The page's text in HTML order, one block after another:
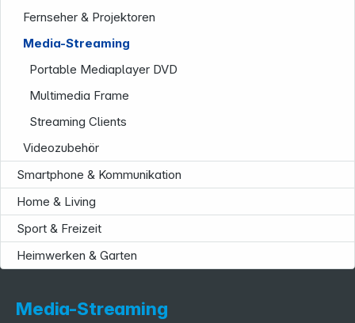
Fernseher & Projektoren
Media-Streaming
Portable Mediaplayer DVD
Multimedia Frame
Streaming Clients
Videozubehör
Smartphone & Kommunikation
Home & Living
Sport & Freizeit
Heimwerken & Garten
Media-Streaming
Service